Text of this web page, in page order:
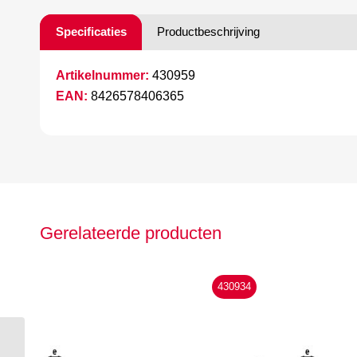
Specificaties Productbeschrijving
Artikelnummer: 430959
EAN: 8426578406365
Gerelateerde producten
430934